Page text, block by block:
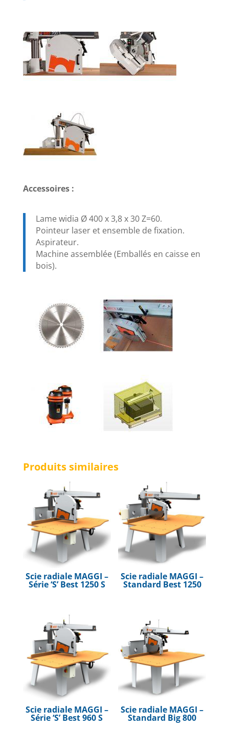
Accessoires :
Lame widia Ø 400 x 3,8 x 30 Z=60.
Pointeur laser et ensemble de fixation.
Aspirateur.
Machine assemblée (Emballés en caisse en
bois).
Produits similaires
Scie radiale MAGGI –
Série ‘S’ Best 1250 S
Scie radiale MAGGI –
Standard Best 1250
Scie radiale MAGGI –
Série ‘S’ Best 960 S
Scie radiale MAGGI –
Standard Big 800